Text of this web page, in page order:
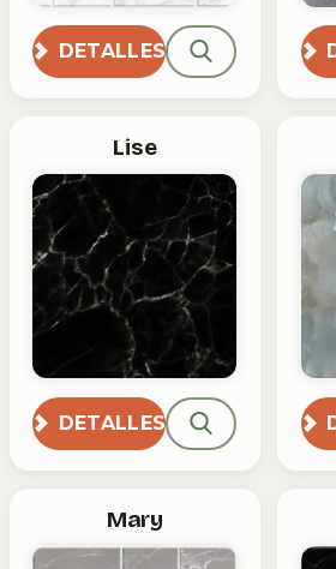
DETALLES
Lise
DETALLES
Mary